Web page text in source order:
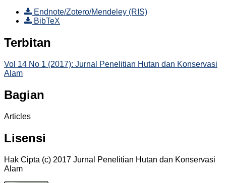
Endnote/Zotero/Mendeley (RIS)
BibTeX
Terbitan
Vol 14 No 1 (2017): Jurnal Penelitian Hutan dan Konservasi
Alam
Bagian
Articles
Lisensi
Hak Cipta (c) 2017 Jurnal Penelitian Hutan dan Konservasi
Alam